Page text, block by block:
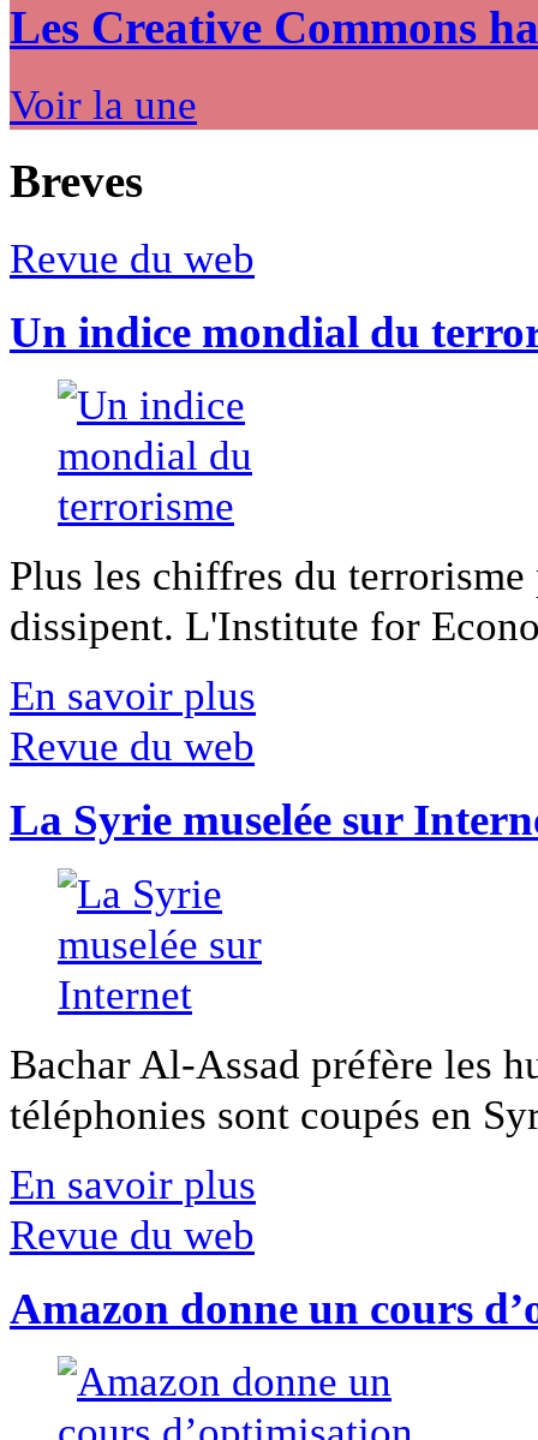
Les Creative Commons
Voir la une
Breves
Revue du web
Un indice mondial du
Plus les chiffres du
dissipent. L'Institute for
En savoir plus
Revue du web
La Syrie muselée sur
Bachar Al-Assad préfère les
téléphonies sont coupés en
En savoir plus
Revue du web
Amazon donne un cours